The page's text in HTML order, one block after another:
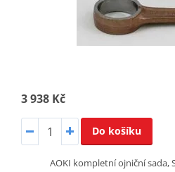
3 938 Kč
Do košíku
AOKI kompletní ojniční sada,